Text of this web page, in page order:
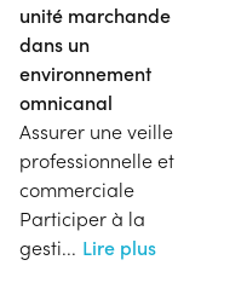
unité marchande
dans un
environnement
omnicanal
Assurer une veille
professionnelle et
commerciale
Participer à la
gesti... Lire plus